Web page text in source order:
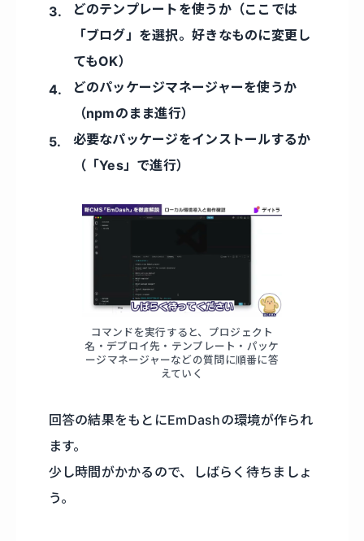
どのテンプレートを使うか（ここでは
「ブログ」を選択。好きなものに変更し
てもOK）
どのパッケージマネージャーを使うか
（npmのまま進行）
必要なパッケージをインストールするか
（「Yes」で進行）
コマンドを実行すると、プロジェクト
名・デプロイ先・テンプレート・パッケ
ージマネージャーなどの質問に順番に答
えていく
回答の結果をもとにEmDashの環境が作られ
ます。
少し時間がかかるので、しばらく待ちましょ
う。